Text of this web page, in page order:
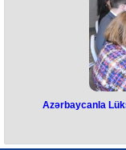
Azərbaycanla